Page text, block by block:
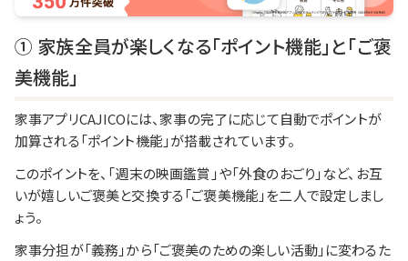
① 家族全員が楽しくなる「ポイント機能」と「ご褒
美機能」
家事アプリCAJICOには、家事の完了に応じて自動でポイントが
加算される「ポイント機能」が搭載されています。
このポイントを、「週末の映画鑑賞」や「外食のおごり」など、お互
いが嬉しいご褒美と交換する「ご褒美機能」を二人で設定しまし
ょう。
家事分担が「義務」から「ご褒美のための楽しい活動」に変わるた